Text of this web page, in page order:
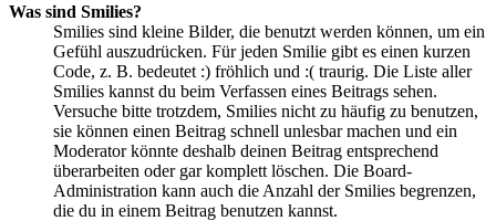
Was sind Smilies?
Smilies sind kleine Bilder, die benutzt werden können, um ein
Gefühl auszudrücken. Für jeden Smilie gibt es einen kurzen
Code, z. B. bedeutet :) fröhlich und :( traurig. Die Liste aller
Smilies kannst du beim Verfassen eines Beitrags sehen.
Versuche bitte trotzdem, Smilies nicht zu häufig zu benutzen,
sie können einen Beitrag schnell unlesbar machen und ein
Moderator könnte deshalb deinen Beitrag entsprechend
überarbeiten oder gar komplett löschen. Die Board-
Administration kann auch die Anzahl der Smilies begrenzen,
die du in einem Beitrag benutzen kannst.